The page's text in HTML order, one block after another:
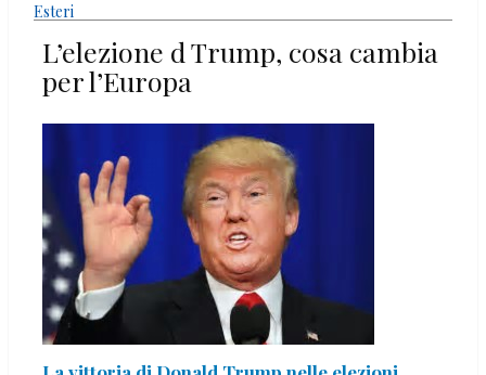
Esteri
L’elezione d Trump, cosa cambia
per l’Europa